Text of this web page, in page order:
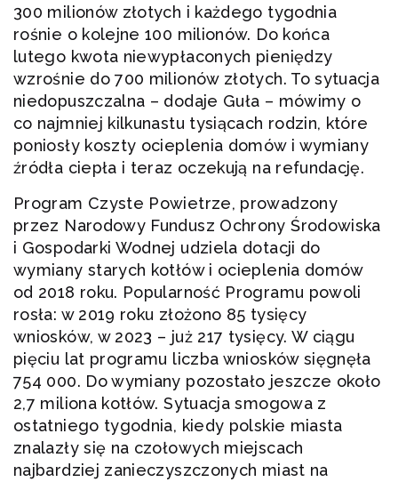
300 milionów złotych i każdego tygodnia
rośnie o kolejne 100 milionów. Do końca
lutego kwota niewypłaconych pieniędzy
wzrośnie do 700 milionów złotych. To sytuacja
niedopuszczalna – dodaje Guła – mówimy o
co najmniej kilkunastu tysiącach rodzin, które
poniosły koszty ocieplenia domów i wymiany
źródła ciepła i teraz oczekują na refundację.
Program Czyste Powietrze, prowadzony
przez Narodowy Fundusz Ochrony Środowiska
i Gospodarki Wodnej udziela dotacji do
wymiany starych kotłów i ocieplenia domów
od 2018 roku. Popularność Programu powoli
rosła: w 2019 roku złożono 85 tysięcy
wniosków, w 2023 – już 217 tysięcy. W ciągu
pięciu lat programu liczba wniosków sięgnęła
754 000. Do wymiany pozostało jeszcze około
2,7 miliona kotłów. Sytuacja smogowa z
ostatniego tygodnia, kiedy polskie miasta
znalazły się na czołowych miejscach
najbardziej zanieczyszczonych miast na